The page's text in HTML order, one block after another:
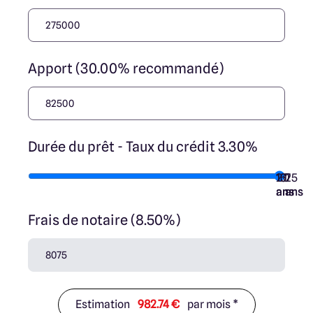
Apport (30.00% recommandé)
Durée du prêt - Taux du crédit 3.30%
7
ans
10
ans
15
ans
20
ans
25
ans
Frais de notaire (8.50%)
Estimation 982.74 € par mois *